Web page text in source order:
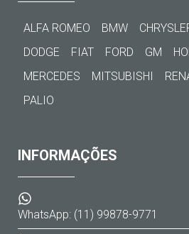
ALFA ROMEO BMW
DODGE
FIAT FORD GM
MERCEDES
MITSUBISHI
PALIO
INFORMAÇÕES
WhatsApp: (11) 99878-9771